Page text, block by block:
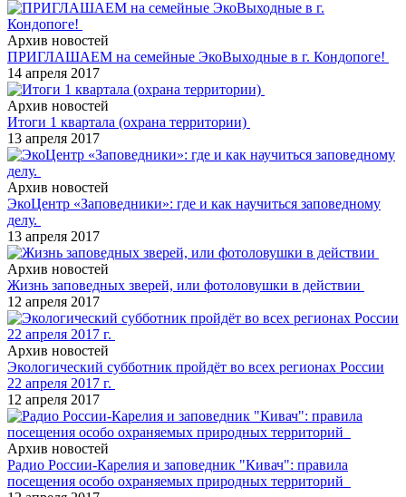
Архив новостей
ПРИГЛАШАЕМ на семейные ЭкоВыходные в г. Кондопоге!
14 апреля 2017
Архив новостей
Итоги 1 квартала (охрана территории)
13 апреля 2017
Архив новостей
ЭкоЦентр «Заповедники»: где и как научиться заповедному
делу.
13 апреля 2017
Архив новостей
Жизнь заповедных зверей, или фотоловушки в действии
12 апреля 2017
Архив новостей
Экологический субботник пройдёт во всех регионах России
22 апреля 2017 г.
12 апреля 2017
Архив новостей
Радио России-Карелия и заповедник "Кивач": правила
посещения особо охраняемых природных территорий